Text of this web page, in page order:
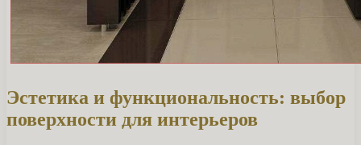
Эстетика и функциональность: выбор
поверхности для интерьеров